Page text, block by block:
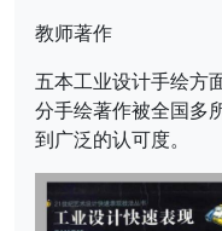
教师著作
五本工业设计手绘方
分手绘著作被全国多
到广泛的认可度。